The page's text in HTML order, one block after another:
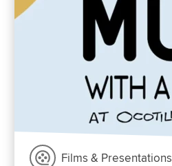
Films & Presentations